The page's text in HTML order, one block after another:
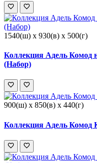
1540(ш) x 930(в) x 500(г)
Коллекция Адель
(Набор)
900(ш) x 850(в) x 440(г)
Коллекция Адель